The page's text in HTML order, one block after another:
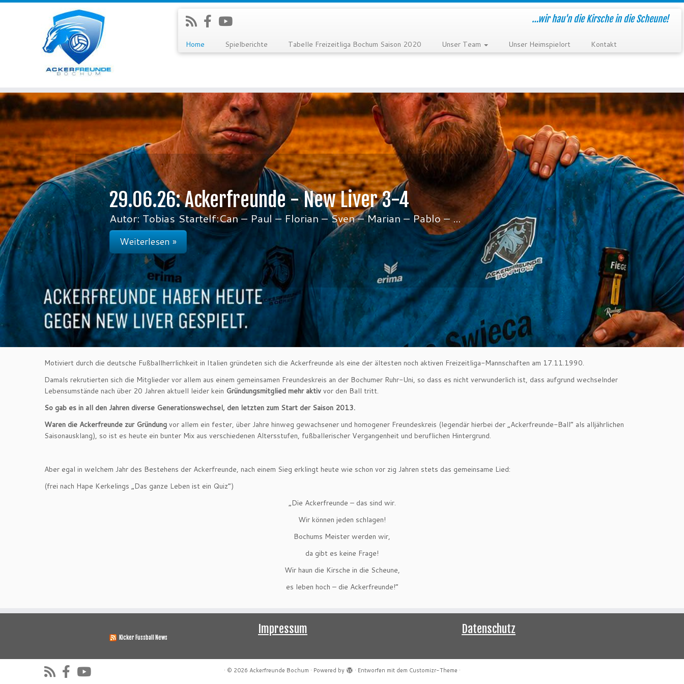
Zum
Inhalt
springen
…wir hau'n die Kirsche in die Scheune!
Home Spielberichte Tabelle Freizeitliga Bochum Saison 2020 Unser Team Unser Heimspielort Kontakt
29.06.26: Ackerfreunde - New Liver 3-4
Autor: Tobias Startelf:Can – Paul – Florian – Sven – Marian – Pablo – ...
Weiterlesen »
Motiviert durch die deutsche Fußballherrlichkeit in Italien gründeten sich die Ackerfreunde als eine der ältesten noch aktiven Freizeitliga-Mannschaften am 17.11.1990.
Damals rekrutierten sich die Mitglieder vor allem aus einem gemeinsamen Freundeskreis an der Bochumer Ruhr-Uni, so dass es nicht verwunderlich ist, dass aufgrund wechselnder
Lebensumstände nach über 20 Jahren aktuell leider kein Gründungsmitglied mehr aktiv vor den Ball tritt.
So gab es in all den Jahren diverse Generationswechsel, den letzten zum Start der Saison 2013.
Waren die Ackerfreunde zur Gründung vor allem ein fester, über Jahre hinweg gewachsener und homogener Freundeskreis (legendär hierbei der „Ackerfreunde-Ball“ als alljährlichen
Saisonausklang), so ist es heute ein bunter Mix aus verschiedenen Altersstufen, fußballerischer Vergangenheit und beruflichen Hintergrund.
Aber egal in welchem Jahr des Bestehens der Ackerfreunde, nach einem Sieg erklingt heute wie schon vor zig Jahren stets das gemeinsame Lied:
(frei nach Hape Kerkelings „Das ganze Leben ist ein Quiz“)
„Die Ackerfreunde – das sind wir.
Wir können jeden schlagen!
Bochums Meister werden wir,
da gibt es keine Frage!
Wir haun die Kirsche in die Scheune,
es leben hoch – die Ackerfreunde!“
Kicker Fussball News
Impressum Datenschutz
· © 2026 Ackerfreunde Bochum · Powered by · Entworfen mit dem Customizr-Theme ·